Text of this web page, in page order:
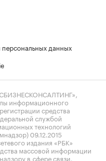
данных
информационного
средства
службой
технологий
09.12.2015
издания «РБК»
массовой информации
в сфере связи,